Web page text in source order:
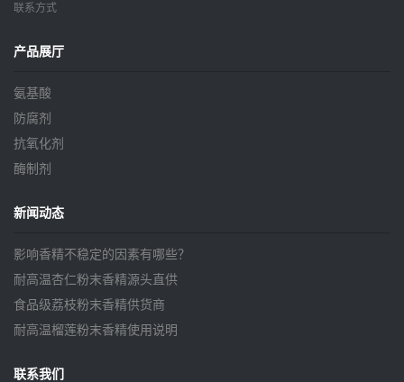
联系方式
产品展厅
氨基酸
防腐剂
抗氧化剂
酶制剂
新闻动态
影响香精不稳定的因素有哪些？
耐高温杏仁粉末香精源头直供
食品级荔枝粉末香精供货商
耐高温榴莲粉末香精使用说明
联系我们